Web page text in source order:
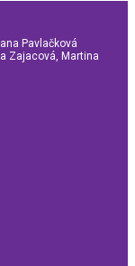
Pavlačková
Zajacová, Martina